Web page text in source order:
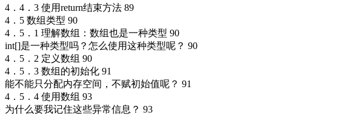
4．4．3 使用return结束方法 89
4．5 数组类型 90
4．5．1 理解数组：数组也是一种类型 90
int[]是一种类型吗？怎么使用这种类型呢？ 90
4．5．2 定义数组 90
4．5．3 数组的初始化 91
能不能只分配内存空间，不赋初始值呢？ 91
4．5．4 使用数组 93
为什么要我记住这些异常信息？ 93